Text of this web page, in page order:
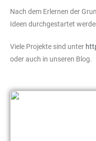
Nach dem Erlernen der
Ideen durchgestartet
Viele Projekte sind unter
oder auch in unseren Blog.